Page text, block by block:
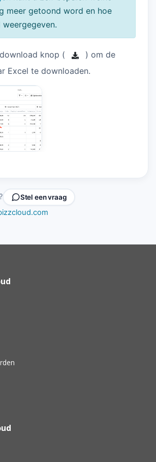
meer getoond word en hoe
knop (
) om de
Excel te downloaden.
Stel een vraag